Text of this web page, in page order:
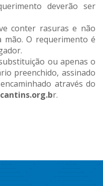
deverão ser
conter rasuras e não
mão. O requerimento é
ou apenas o
preenchido, assinado
através do
r.